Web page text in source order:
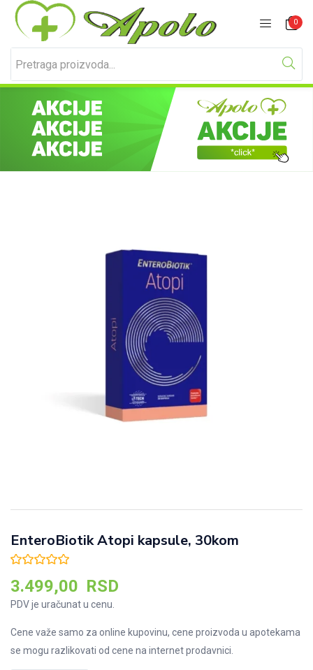
0
Prijavite se Registracija
Unesite svoje korisničko ime i lozinku za prijavu.
EnteroBiotik Atopi kapsule, 30kom
3.499,00 RSD
PDV je uračunat u cenu.
Cene važe samo za online kupovinu, cene proizvoda u apotekama
se mogu razlikovati od cene na internet prodavnici.